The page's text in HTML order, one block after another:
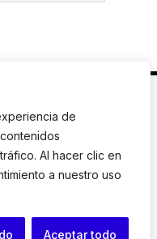
de
Al hacer clic en
a nuestro uso
Aceptar todo
|T.: +34 93
Catalunya.